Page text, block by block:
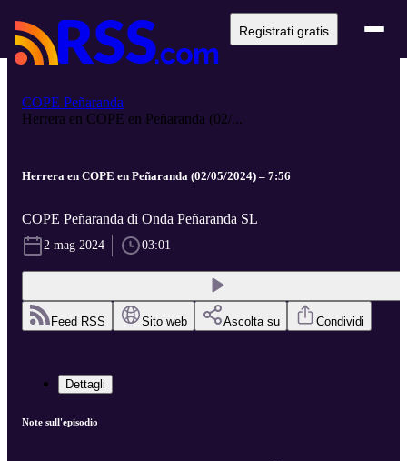
Registrati gratis
COPE Peñaranda
Herrera en COPE en Peñaranda (02/...
Herrera en COPE en Peñaranda (02/05/2024) – 7:56
COPE Peñaranda di Onda Peñaranda SL
2 mag 2024 03:01
Feed RSS Sito web Ascolta su Condividi
Dettagli
Note sull'episodio